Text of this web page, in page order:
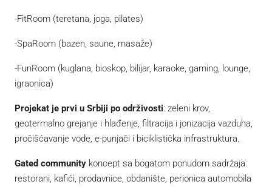
-FitRoom (teretana, joga, pilates)
-SpaRoom (bazen, saune, masaže)
-FunRoom (kuglana, bioskop, bilijar, karaoke, gaming, lounge,
igraonica)
Projekat je prvi u Srbiji po održivosti: zeleni krov,
geotermalno grejanje i hlađenje, filtracija i jonizacija vazduha,
pročišćavanje vode, e-punjači i biciklistička infrastruktura.
Gated community koncept sa bogatom ponudom sadržaja:
restorani, kafići, prodavnice, obdanište, perionica automobila